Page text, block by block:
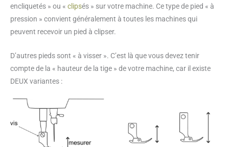
encliquetés » ou « clipsés » sur votre machine. Ce type de pied « à
pression » convient généralement à toutes les machines qui
peuvent recevoir un pied à clipser.
D’autres pieds sont « à visser ». C’est là que vous devez tenir
compte de la « hauteur de la tige » de votre machine, car il existe
DEUX variantes :